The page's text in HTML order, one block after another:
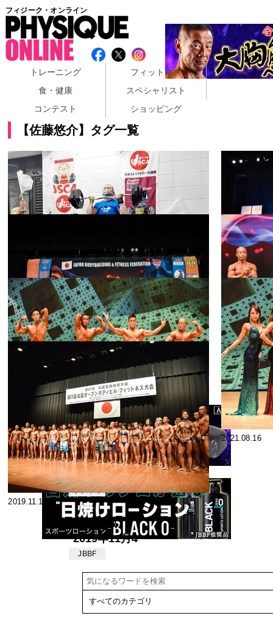
フィジーク・オンライン
トレーニング
フィットネス
食・健康
スペシャリスト
コンテスト
ショッピング
【佐藤悠介】タグ一覧
2022.12.17
2022年11月27
日開催 第3回
ストリクトカ
ール選手権/第
2回バトルオ
ブバイセプス
選手権 男子の
部
フィット
ネス
2022.09.13
2022年8月7日
(日)開催 ボデ
ィビルジュニ
ア選手権大会
70kg以下級
【画像210
枚】
コンテス
ト
2021.10.11
2021.08.19
2021年8月8日
開催 第32回
ジャパンオー
プン選手権大
会【クラシッ
クフィジー
ク】
ボディギ
ャラリー
2021.08.16
2019.11.18
【速報版】
2019年11月4
日開催 全日本
ク・北区オー
プン大会
NO.1
JBBF